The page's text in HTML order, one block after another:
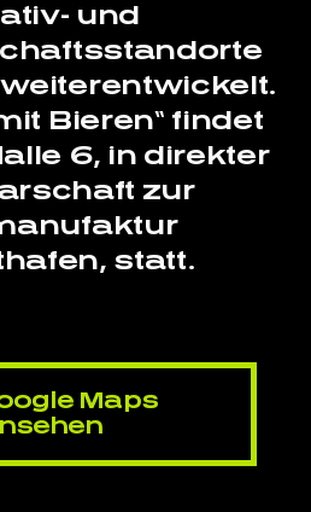
und
Bieren“ findet
6, in direkter
zur
statt.
Maps